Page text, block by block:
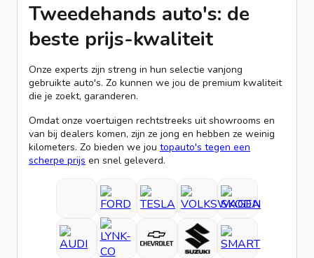
Tweedehands auto's: de
beste prijs-kwaliteit
Onze experts zijn streng in hun selectie vanjong
gebruikte auto's. Zo kunnen we jou de premium kwaliteit
die je zoekt, garanderen.
Omdat onze voertuigen rechtstreeks uit showrooms en
van bij dealers komen, zijn ze jong en hebben ze weinig
kilometers. Zo bieden we jou topauto's tegen een
scherpe prijs en snel geleverd.